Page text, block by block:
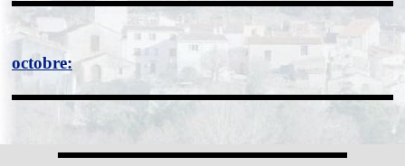
octobre: